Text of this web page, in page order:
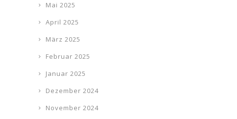
Mai 2025
April 2025
März 2025
Februar 2025
Januar 2025
Dezember 2024
November 2024